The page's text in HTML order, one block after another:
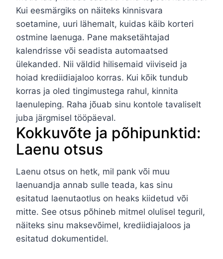
Kui eesmärgiks on näiteks kinnisvara
soetamine, uuri lähemalt, kuidas käib korteri
ostmine laenuga. Pane maksetähtajad
kalendrisse või seadista automaatsed
ülekanded. Nii väldid hilisemaid viiviseid ja
hoiad krediidiajaloo korras. Kui kõik tundub
korras ja oled tingimustega rahul, kinnita
laenuleping. Raha jõuab sinu kontole tavaliselt
juba järgmisel tööpäeval.
Kokkuvõte ja põhipunktid:
Laenu otsus
Laenu otsus on hetk, mil pank või muu
laenuandja annab sulle teada, kas sinu
esitatud laenutaotlus on heaks kiidetud või
mitte. See otsus põhineb mitmel olulisel teguril,
näiteks sinu maksevõimel, krediidiajaloos ja
esitatud dokumentidel.